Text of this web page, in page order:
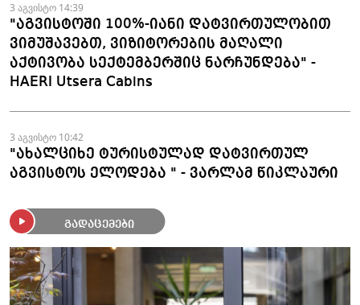
3 აგვისტო 14:39
"აგვისტოში 100%-იანი დატვირთულობით
ვიმუშავებთ, ვიზიტორების მაღალი
აქტივობა სექტემბერშიც ნარჩუნდება" -
HAERI Utsera Cabins
3 აგვისტო 10:42
"ახალციხე ტურისტულად დატვირთულ
აგვისტოს ელოდება " - ვარლამ წიკლაური
გადაცემები